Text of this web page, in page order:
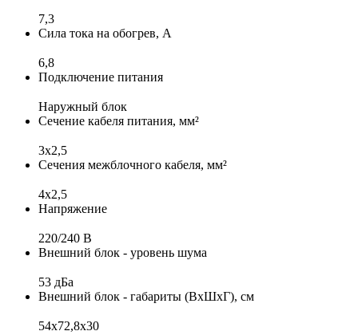
7,3
Сила тока на обогрев, А
6,8
Подключение питания
Наружный блок
Сечение кабеля питания, мм²
3х2,5
Сечения межблочного кабеля, мм²
4х2,5
Напряжение
220/240 B
Внешний блок - уровень шума
53 дБа
Внешний блок - габариты (ВхШхГ), см
54x72,8x30